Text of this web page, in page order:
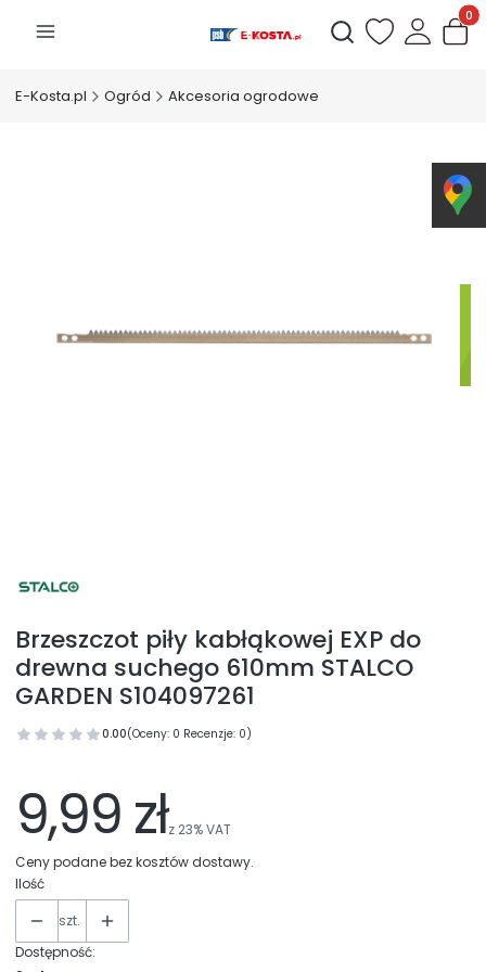
Otwórz wyszukiwarkę
E-Kosta.pl Ogród Akcesoria ogrodowe
Brzeszczot piły kabłąkowej EXP do
drewna suchego 610mm STALCO
GARDEN S104097261
0.00(Oceny: 0 Recenzje: 0)
9,99 złz 23%VAT
Ceny podane bez kosztów dostawy.
Ilość
szt.
Dostępność: